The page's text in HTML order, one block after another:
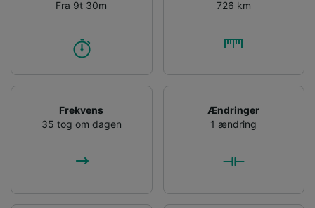
Fra 9t 30m 726 km
Frekvens
35 tog om dagen
Ændringer
1 ændring